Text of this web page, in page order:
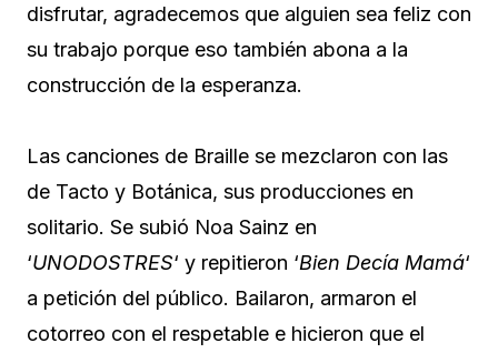
disfrutar, agradecemos que alguien sea feliz con
su trabajo porque eso también abona a la
construcción de la esperanza.
Las canciones de Braille se mezclaron con las
de Tacto y Botánica, sus producciones en
solitario. Se subió Noa Sainz en
‘UNODOSTRES‘ y repitieron ‘Bien Decía Mamá‘
a petición del público. Bailaron, armaron el
cotorreo con el respetable e hicieron que el